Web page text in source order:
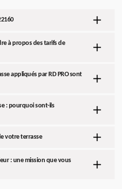
à propos des tarifs de
appliqués par RD PRO sont
: pourquoi sont-ils
votre terrasse
: une mission que vous